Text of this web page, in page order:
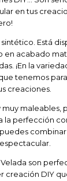
en tus
sintético. Está
en acabado
¡En la
tenemos
creaciones.
maleables,
la perfección
combinar
son
creación DIY